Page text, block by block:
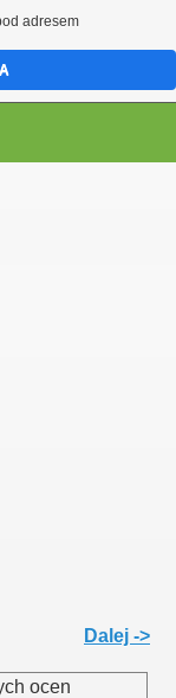
Dalej ->
ocen
adresem